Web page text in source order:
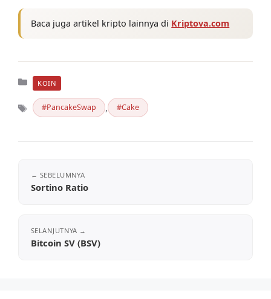
Baca juga artikel kripto lainnya di Kriptova.com
Kategori
KOIN
Tag PancakeSwap , Cake
Sortino Ratio
Bitcoin SV (BSV)